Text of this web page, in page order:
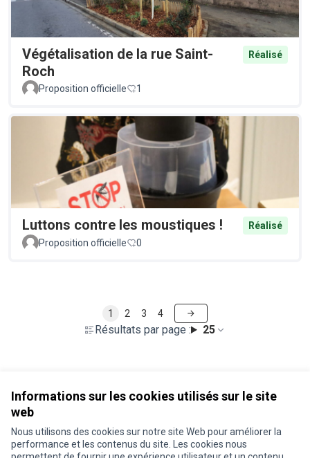
Informations sur les cookies utilisés sur le site
web
Nous utilisons des cookies sur notre site Web pour améliorer la
performance et les contenus du site. Les cookies nous
Végétalisation de la rue Saint-
Roch
Réalisé
Proposition officielle 1
Luttons contre les moustiques !
Réalisé
Proposition officielle
0
Résultats par page : 25
1 2 3 4
Conditions d'utilisation
Paramètres des cookies